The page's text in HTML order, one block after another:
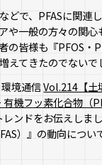
どで、PFASに関連
や一般の方々の関心
の皆様も『PFOS・
えてきたのでないで
環境通信Vol.214【土
機フッ素化合物（
レンドをお伝えしま
）』の動向につ